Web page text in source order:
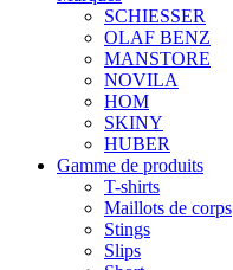
SCHIESSER
OLAF BENZ
MANSTORE
NOVILA
HOM
SKINY
HUBER
Gamme de produits
T-shirts
Maillots de corps
Stings
Slips